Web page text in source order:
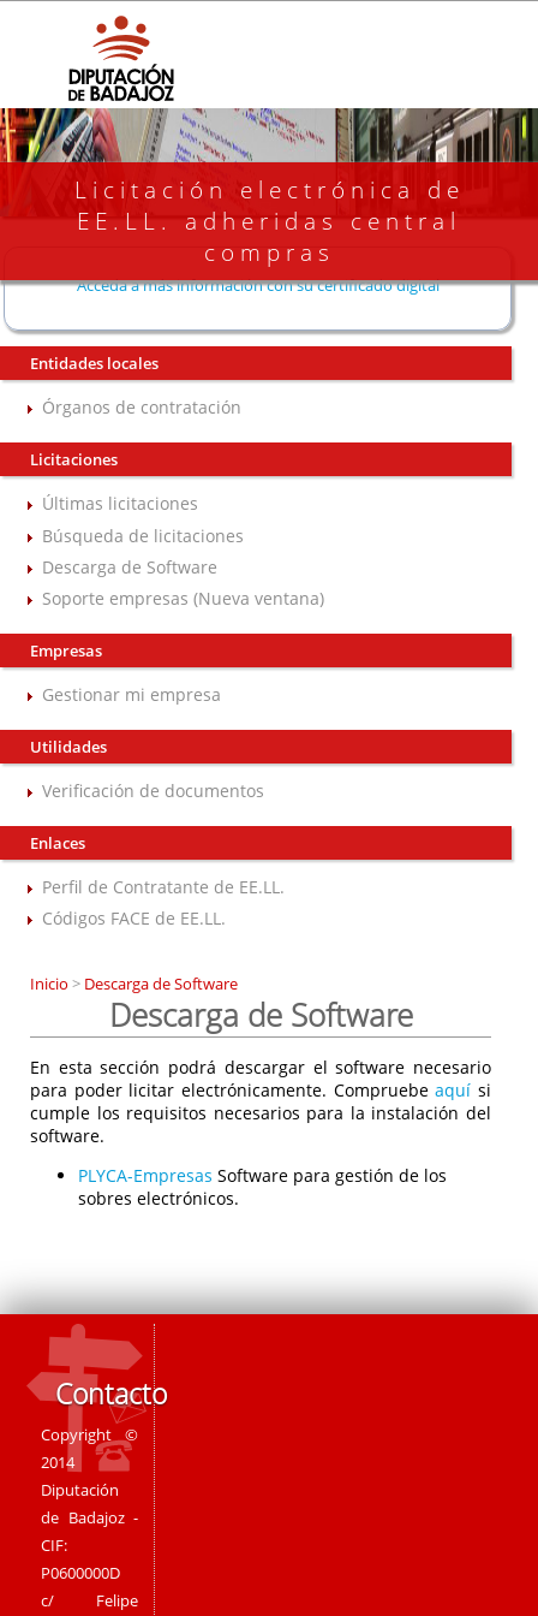
Licitación electrónica de
EE.LL. adheridas central
compras
Acceda a más información con su certificado digital
Entidades locales
Órganos de contratación
Licitaciones
Últimas licitaciones
Búsqueda de licitaciones
Descarga de Software
Soporte empresas (Nueva ventana)
Empresas
Gestionar mi empresa
Utilidades
Verificación de documentos
Enlaces
Perfil de Contratante de EE.LL.
Códigos FACE de EE.LL.
Inicio > Descarga de Software
Descarga de Software
En esta sección podrá descargar el software necesario
para poder licitar electrónicamente. Compruebeaquí si
cumple los requisitos necesarios para la instalación del
software.
PLYCA-Empresas Software para gestión de los
sobres electrónicos.
Contacto
Copyright ©
2014
Diputación
de Badajoz -
CIF:
P0600000D
c/ Felipe